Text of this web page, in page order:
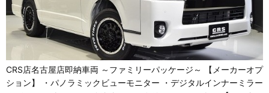
CRS店名古屋店即納車両 ～ファミリーパッケージ～ 【メーカーオプ
ション】 ・パノラミックビューモニター ・デジタルインナーミラー